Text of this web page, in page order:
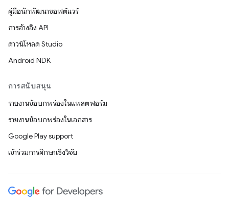
คู่มือนักพัฒนาซอฟต์แวร์
การอ้างอิง API
ดาวน์โหลด Studio
Android NDK
การสนับสนุน
รายงานข้อบกพร่องในแพลตฟอร์ม
รายงานข้อบกพร่องในเอกสาร
Google Play support
เข้าร่วมการศึกษาเชิงวิจัย